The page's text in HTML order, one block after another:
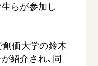
らが参加し
創価大学の鈴木
紹介され、同